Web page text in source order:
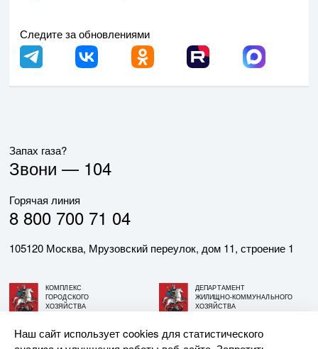
Следите за обновлениями
Запах газа?
Звони — 104
Горячая линия
8 800 700 71 04
105120 Москва, Мрузовский переулок, дом 11, строение 1
КОМПЛЕКС
ГОРОДСКОГО
ХОЗЯЙСТВА
ДЕПАРТАМЕНТ
ЖИЛИЩНО-КОММУНАЛЬНОГО
ХОЗЯЙСТВА
Наш сайт использует cookies для статистического